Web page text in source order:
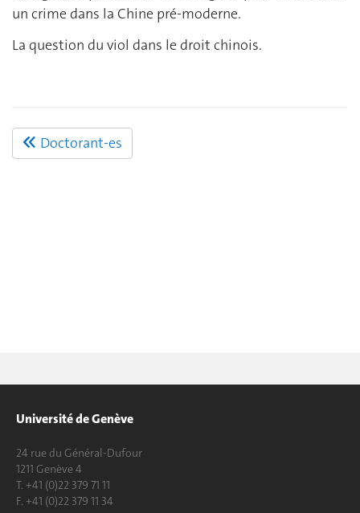
un crime dans la Chine pré-moderne.
La question du viol dans le droit chinois.
Doctorant-es
Université de Genève
24 rue du Général-Dufour
1211 Genève 4
T. +41 (0)22 379 71 11
F. +41 (0)22 379 11 34